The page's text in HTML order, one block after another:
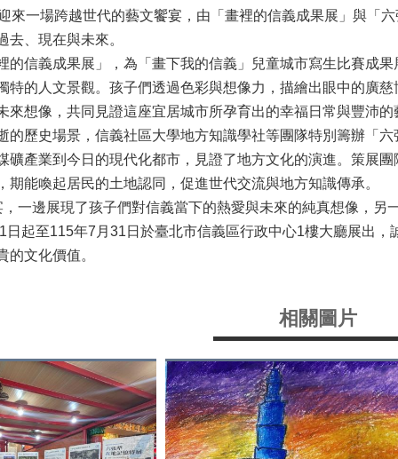
來一場跨越世代的藝文饗宴，由「畫裡的信義成果展」與「
去、現在與未來。
信義成果展」，為「畫下我的信義」兒童城市寫生比賽成
特的人文景觀。孩子們透過色彩與想像力，描繪出眼中的廣
來想像，共同見證這座宜居城市所孕育出的幸福日常與豐沛的
歷史場景，信義社區大學地方知識學社等團隊特別籌辦「
礦產業到今日的現代化都市，見證了地方文化的演進。策展
期能喚起居民的土地認同，促進世代交流與地方知識傳承。
邊展現了孩子們對信義當下的熱愛與未來的純真想像，另
日起至115年7月31日於臺北市信義區行政中心1樓大廳展出
的文化價值。
相關圖片